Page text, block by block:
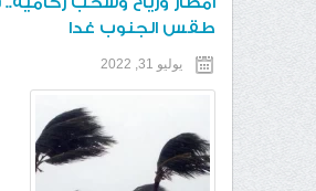
طقس الجنوب غدا
يوليو 31, 2022